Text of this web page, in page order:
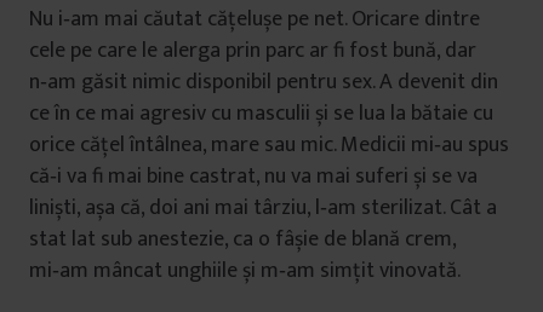
Nu i‑am mai căutat cățelușe pe net. Oricare dintre
cele pe care le alerga prin parc ar fi fost bună, dar
n‑am găsit nimic disponibil pentru sex. A devenit din
ce în ce mai agresiv cu masculii și se lua la bătaie cu
orice cățel întâlnea, mare sau mic. Medicii mi‑au spus
că‑i va fi mai bine castrat, nu va mai suferi și se va
liniști, așa că, doi ani mai târziu, l‑am sterilizat. Cât a
stat lat sub anestezie, ca o fâșie de blană crem,
mi‑am mâncat unghiile și m‑am simțit vinovată.